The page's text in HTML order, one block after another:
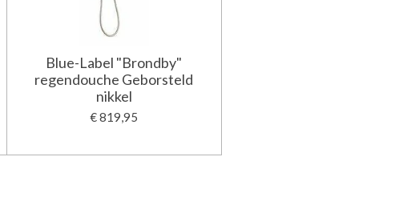
Blue-Label "Brondby"
regendouche Geborsteld
nikkel
€ 819,95